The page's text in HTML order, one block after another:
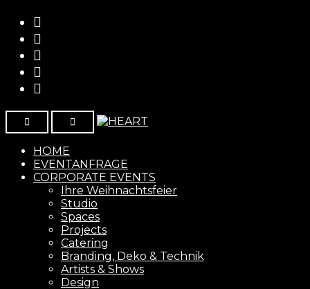
Menu
HOME
EVENTANFRAGE
CORPORATE EVENTS
Ihre Weihnachtsfeier
Studio
Spaces
Projects
Catering
Branding, Deko & Technik
Artists & Shows
Design